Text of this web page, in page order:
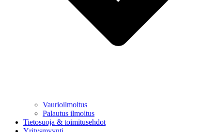
Vaurioilmoitus
Palautus ilmoitus
Tietosuoja & toimitusehdot